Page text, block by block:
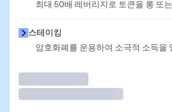
최대 50배 레버리지로 토큰을 롱 또
스테이킹
암호화폐를 운용하여 소극적 소득을